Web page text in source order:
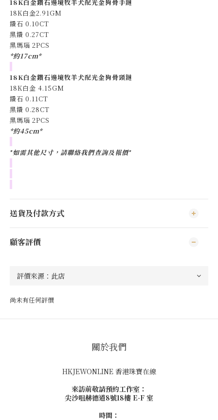
18K白金鑽石邊境牧羊犬配光金狗骨手鏈
18K白金2.91GM
鑽石 0.10CT
黑鑽 0.27CT
黑瑪瑙 2PCS
*約17cm*
18K白金鑽石邊境牧羊犬配光金狗骨頸鏈
18K白金 4.15GM
鑽石 0.11CT
黑鑽 0.28CT
黑瑪瑙 2PCS
*約45cm*
*如需其他尺寸，請聯絡我們查詢及報價*
送貨及付款方式
顧客評價
尚未有任何評價
關於我們
HKJEWONLINE 香港珠寶在線
來訪前敬請預約工作室：
尖沙咀赫德道8號18樓 E-F 室
時間：